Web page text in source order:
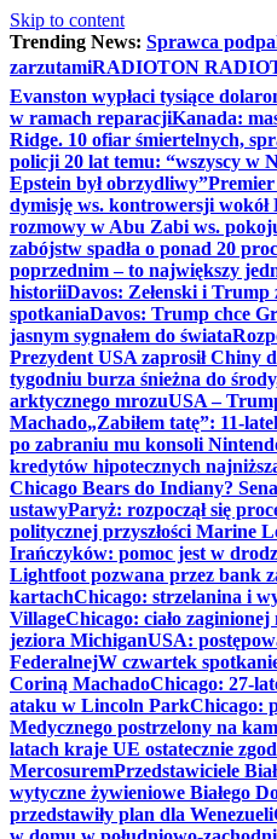
Skip to content
Trending News: Sprawca
zarzutamiRADIOTON
Evanston wypłaci tysiące
w ramach reparacjiKanada:
Ridge. 10 ofiar śmiertelnych,
policji 20 lat temu: “wszyscy w
Epstein był obrzydliwy”
dymisję ws. kontrowersji wokół
rozmowy w Abu Zabi ws.
zabójstw spadła o ponad 20
poprzednim – to największy
historiiDavos: Zełenski i Trump
spotkaniaDavos: Trump chce
jasnym sygnałem do świata
Prezydent USA zaprosił Chiny
tygodniu burza śnieżna do
arktycznego mrozuUSA –
Machado„Zabiłem tatę”: 11-
po zabraniu mu konsoli
kredytów hipotecznych
Chicago Bears do Indiany?
ustawyParyż: rozpoczął się
politycznej przyszłości Marine
Irańczyków: pomoc jest w
Lightfoot pozwana przez bank
kartachChicago: strzelanina i
VillageChicago: ciało
jeziora MichiganUSA:
FederalnejW czwartek
Coriną MachadoChicago: 27-
ataku w Lincoln ParkChicago:
Medycznego postrzelony na
latach kraje UE ostatecznie
MercosuremPrzedstawiciele
wytyczne żywieniowe Białego
przedstawiły plan dla Wenezueli